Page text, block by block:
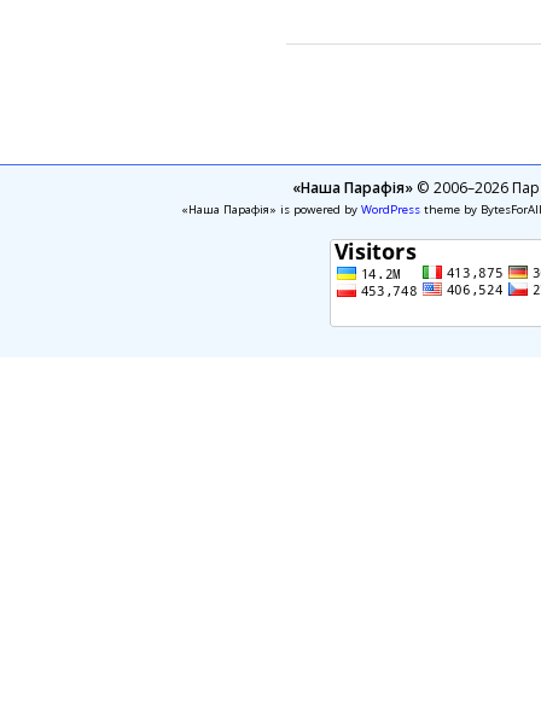
«Наша Парафія»© 2006–2026
«Наша Парафія» is powered by WordPresstheme by